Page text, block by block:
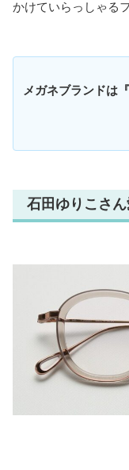
かけていらっしゃる
メガネブランドは
石田ゆりこさ